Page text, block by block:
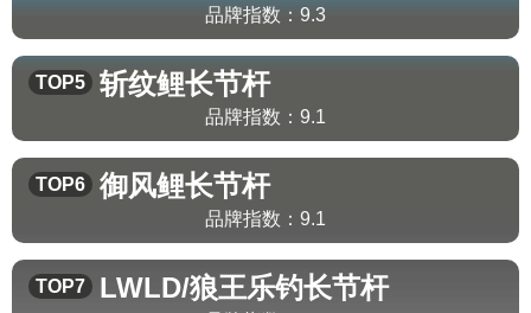
品牌指数： 9.3
TOP5 斩纹鲤长节杆
品牌指数： 9.1
TOP6 御风鲤长节杆
品牌指数： 9.1
TOP7 LWLD/狼王乐钓长节杆